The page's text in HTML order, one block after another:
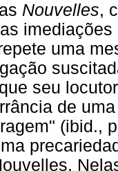
Nouvelles,
uma
seu
de
(ibid.,